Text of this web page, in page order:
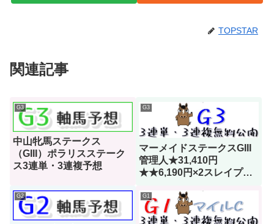
TOPSTAR
関連記事
G3
中山牝馬ステークス
（GIII）ポラリスステーク
ス3連単・3連複予想
G3
マーメイドステークスGIII
管理人★31,410円
★★6,190円×2スレイプニ
G2 G1